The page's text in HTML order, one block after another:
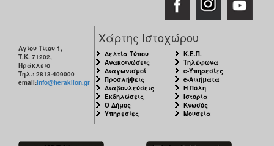
Αγίου Τίτου 1,
Τ.Κ. 71202,
Ηράκλειο
Τηλ.: 2813-409000
email:info@heraklion.gr
Χάρτης Ιστοχώρου
Δελτία Τύπου
Ανακοινώσεις
Διαγωνισμοί
Προσλήψεις
Διαβουλεύσεις
Εκδηλώσεις
Ο Δήμος
Υπηρεσίες
Κ.Ε.Π.
Τηλέφωνα
e-Υπηρεσίες
e-Αιτήματα
Η Πόλη
Ιστορία
Κνωσός
Μουσεία